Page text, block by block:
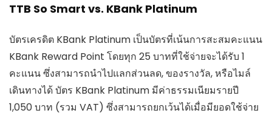
TTB So Smart vs. KBank Platinum
บัตรเครดิต KBank Platinum เป็นบัตรที่เน้นการสะสมคะแนน
KBank Reward Point โดยทุก 25 บาทที่ใช้จ่ายจะได้รับ 1
คะแนน ซึ่งสามารถนำไปแลกส่วนลด, ของรางวัล, หรือไมล์
เดินทางได้ บัตร KBank Platinum มีค่าธรรมเนียมรายปี
1,050 บาท (รวม VAT) ซึ่งสามารถยกเว้นได้เมื่อมียอดใช้จ่าย